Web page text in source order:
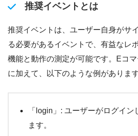
推奨イベントとは
推奨イベントは、ユーザー自身がサ
る必要があるイベントで、有益なレ
機能と動作の測定が可能です。Eコ
に加えて、以下のような例があります
「login」: ユーザーがログイン
ます。